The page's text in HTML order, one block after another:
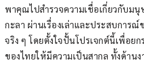
พาคุณไปสำรวจความเชื่อเกี่ยวกับมนุ
กะลา ผ่านเรื่องเล่าและประสบการ
จริง ๆ โดยตั้งใจปั้นโปรเจกต์นี้เพื่อย
ของไทยให้มีความเป็นสากล ทั้งด้าน